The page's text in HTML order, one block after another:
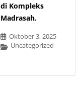
di Kompleks
Madrasah.
Oktober 3, 2025
Uncategorized